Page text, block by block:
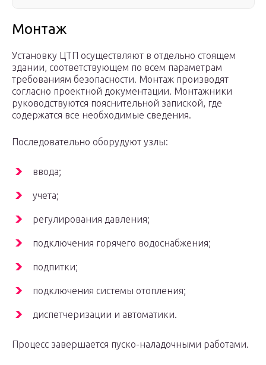
Монтаж
Установку ЦТП осуществляют в отдельно стоящем
здании, соответствующем по всем параметрам
требованиям безопасности. Монтаж производят
согласно проектной документации. Монтажники
руководствуются пояснительной запиской, где
содержатся все необходимые сведения.
Последовательно оборудуют узлы:
ввода;
учета;
регулирования давления;
подключения горячего водоснабжения;
подпитки;
подключения системы отопления;
диспетчеризации и автоматики.
Процесс завершается пуско-наладочными работами.